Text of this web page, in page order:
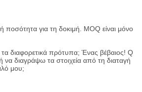
ποσότητα για τη δοκιμή. MOQ είναι μόνο
διαφορετικά πρότυπα; Ένας βέβαιος! Q
διαγράψω τα στοιχεία από τη διαταγή
μου;